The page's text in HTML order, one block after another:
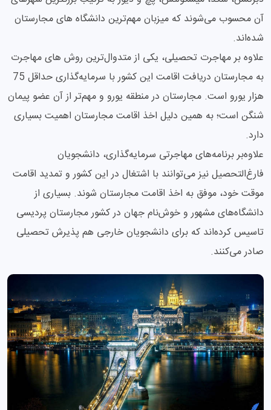
آن محسوب می‌شوند که میزبان مهم‌ترین دانشگاه های مجارستان
شده‌اند.
علاوه بر مهاجرت تحصیلی، یکی از متدوال‌ترین روش های مهاجرت
به مجارستان دریافت اقامت این کشور با سرمایه‌گذاری حداقل 75
هزار یورو است. مجارستان در منطقه یورو و مهم‌تر از آن عضو پیمان
شنگن است؛ به همین دلیل اخذ اقامت مجارستان اهمیت بسیاری
دارد.
علاوه‌بر برنامه‌های مهاجرتی سرمایه‌گذاری، دانشجویان
فارغ‌التحصیل نیز می‌توانند با اشتغال در این کشور و تمدید اقامت
موقت خود، موفق به اخذ اقامت مجارستان شوند. بسیاری از
دانشگاه‌های مشهور و خوش‌نام جهان در کشور مجارستان پردیسی
تاسیس کرده‌اند که برای دانشجویان خارجی هم پذیرش تحصیلی
صادر می‌کنند.